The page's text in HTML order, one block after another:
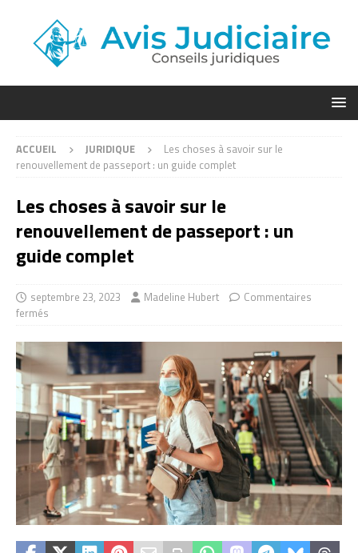
ACCUEIL JURIDIQUE
Les choses à savoir sur le
renouvellement de passeport : un guide complet
Les choses à savoir sur le
renouvellement de passeport : un
guide complet
septembre 23, 2023 Madeline Hubert
Commentaires
fermés